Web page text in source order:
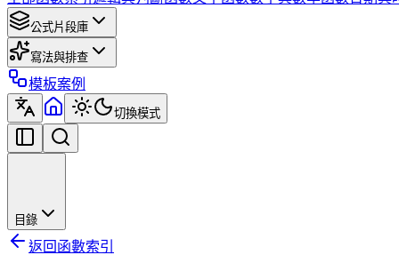
公式片段庫
寫法與排查
模板案例
切換模式
目錄
返回函數索引